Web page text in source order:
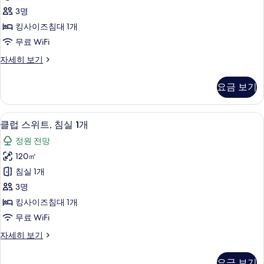
모
두
보
기
전
망
자
세
보
티
브
스
위
트,
실
개
사
진
모
두
보
기
3명
킹사이즈침대 1개
무료 WiFi
자세히 보기
이
티
브
스
트,
침
실
개
자
세
히
기
요금 보기
클
럽
스
위
트,
침
실
개
저자극성 침구, 오리/거위털 이불, 미니
21
클럽 스위트, 침실 1개
정원 전망
120㎡
침실 1개
3명
킹사이즈침대 1개
무료 WiFi
자세히 보기
클